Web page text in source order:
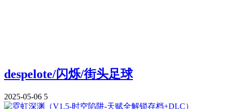
despelote/闪烁/街头足球
2025-05-06 5